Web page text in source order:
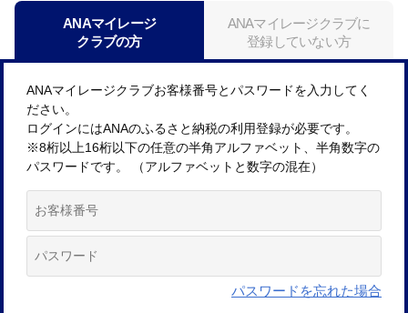
ANAマイレージ
クラブの方
ANAマイレージクラブに
登録していない方
ANAマイレージクラブお客様番号とパスワードを入力してく
ださい。
ログインにはANAのふるさと納税の利用登録が必要です。
※8桁以上16桁以下の任意の半角アルファベット、半角数字の
パスワードです。 （アルファベットと数字の混在）
パスワードを忘れた場合